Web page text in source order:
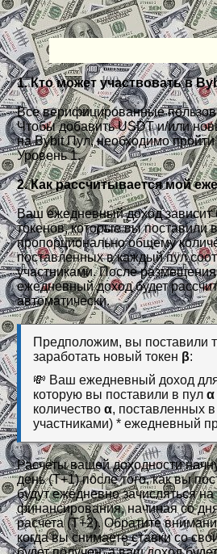
1. Кто может участвовать в
Все верифицированные
Чтобы добавить USDT и/или
на Bybit Пул, необходимо
Уровень 1.
2. Как рассчитывается мой
Ваш ежедневный доход зависит
токенов, которые вы поставили
пропорционально общему
поставленных в каждый пул
участниками. После
ежедневный доход будет
автоматически.
Предположим, вы поставили
заработать новый токен β:
💸 Ваш ежедневный доход
которую вы поставили в пулα
количествоα, поставленных
участниками) * ежедневный
Расчеты вашей доходности
день (T+1) после того, как вы
будут ежедневно зачисляться
финансирования, начиная со
расчета (T+2). Обратите
когда вы снимаете ставки со